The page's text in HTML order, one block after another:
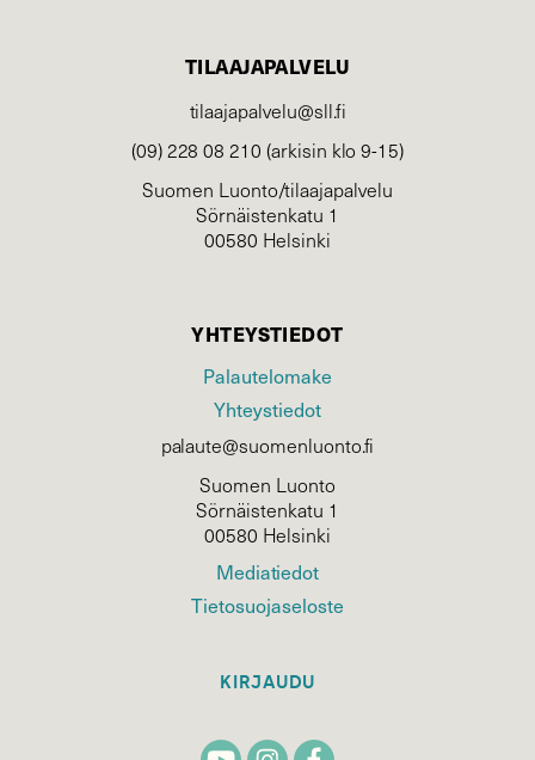
TILAAJAPALVELU
tilaajapalvelu@sll.fi
(09) 228 08 210 (arkisin klo 9-15)
Suomen Luonto/tilaajapalvelu
Sörnäistenkatu 1
00580 Helsinki
YHTEYSTIEDOT
Palautelomake
Yhteystiedot
palaute@suomenluonto.fi
Suomen Luonto
Sörnäistenkatu 1
00580 Helsinki
Mediatiedot
Tietosuojaseloste
KIRJAUDU